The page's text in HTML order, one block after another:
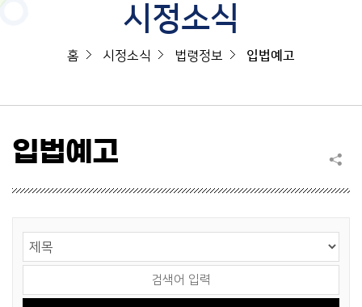
시정소식
홈 시정소식 법령정보 입법예고
입법예고